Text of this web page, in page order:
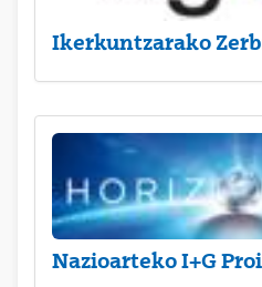
Ikerkuntzarako
Nazioarteko I+G